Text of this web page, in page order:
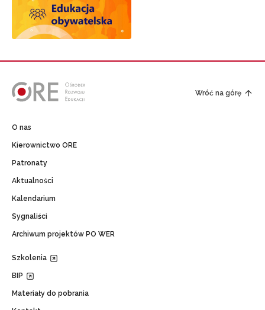
Wróć na górę
O nas
Kierownictwo ORE
Patronaty
Aktualności
Kalendarium
Sygnaliści
Archiwum projektów PO WER
Szkolenia
BIP
Materiały do pobrania